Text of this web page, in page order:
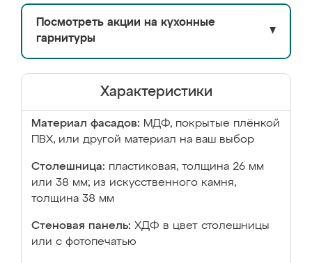
Посмотреть акции на кухонные
гарнитуры
▼
Характеристики
Материал фасадов: МДФ, покрытые плёнкой
ПВХ, или другой материал на ваш выбор
Столешница: пластиковая, толщина 26 мм
или 38 мм; из искусственного камня,
толщина 38 мм
Стеновая панель: ХДФ в цвет столешницы
или с фотопечатью